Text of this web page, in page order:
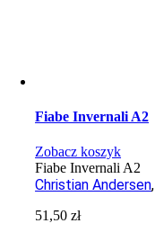
Fiabe Invernali A2
Zobacz koszyk
Fiabe Invernali A2
Christian Andersen,
51,50zł